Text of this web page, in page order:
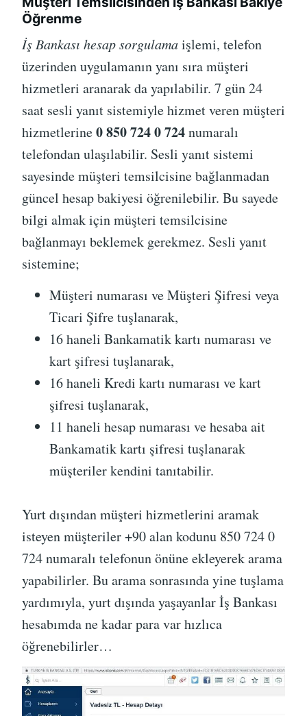
Öğrenme
İş Bankası hesap sorgulamaişlemi, telefon
üzerinden uygulamanın yanı sıra müşteri
hizmetleri aranarak da yapılabilir. 7 gün 24
saat sesli yanıt sistemiyle hizmet veren müşteri
hizmetlerine0 850 724 0 724numaralı
telefondan ulaşılabilir. Sesli yanıt sistemi
sayesinde müşteri temsilcisine bağlanmadan
güncel hesap bakiyesi öğrenilebilir. Bu sayede
bilgi almak için müşteri temsilcisine
bağlanmayı beklemek gerekmez. Sesli yanıt
sistemine;
Müşteri numarası ve Müşteri Şifresi veya
Ticari Şifre tuşlanarak,
16 haneli Bankamatik kartı numarası ve
kart şifresi tuşlanarak,
16 haneli Kredi kartı numarası ve kart
şifresi tuşlanarak,
11 haneli hesap numarası ve hesaba ait
Bankamatik kartı şifresi tuşlanarak
müşteriler kendini tanıtabilir.
Yurt dışından müşteri hizmetlerini aramak
isteyen müşteriler +90 alan kodunu 850 724 0
724 numaralı telefonun önüne ekleyerek arama
yapabilirler. Bu arama sonrasında yine tuşlama
yardımıyla, yurt dışında yaşayanlar İş Bankası
hesabımda ne kadar para var hızlıca
öğrenebilirler…